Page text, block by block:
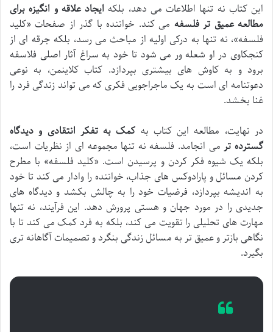
این کتاب نه تنها اطلاعات می دهد، بلکه ایجاد علاقه و انگیزه برای
مطالعه عمیق تر فلسفه می کند. خواننده با گذر از صفحات «کلید
فلسفه»، نه تنها به درکی اولیه از مباحث می رسد، بلکه جرقه ای از
کنجکاوی در او شعله ور می شود تا خود به سراغ آثار اصلی فلاسفه
برود و به کاوش های بیشتری بپردازد. کتاب کلاینمن، به نوعی
دعوتنامه ای است به یک ماجراجویی فکری که می تواند زندگی فرد را
غنا بخشد.
در نهایت، مطالعه این کتاب به کمک به تفکر انتقادی و دیدگاه
گسترده ترمی انجامد. فلسفه نه تنها مجموعه ای از نظریات است،
بلکه یک شیوه فکر کردن و پرسیدن است. «کلید فلسفه» با مطرح
کردن مسائل و پارادوکس های جذاب، خواننده را وادار می کند تا خود
به اندیشه بپردازد، فرضیات خود را به چالش بکشد و دیدگاه های
جدیدی را در مورد جهان و هستی پرورش دهد. این فرآیند، نه تنها
مهارت های تحلیلی را تقویت می کند، بلکه به فرد کمک می کند تا با
نگاهی بازتر و عمیق تر به مسائل زندگی بنگرد و تصمیمات آگاهانه تری
بگیرد.